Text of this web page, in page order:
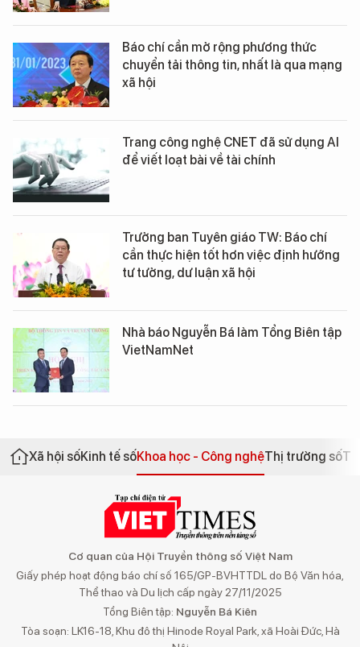
Báo chí cần mở rộng phương thức
chuyển tải thông tin, nhất là qua mạng
xã hội
Trang công nghệ CNET đã sử dụng AI
để viết loạt bài về tài chính
Trưởng ban Tuyên giáo TW: Báo chí
cần thực hiện tốt hơn việc định hướng
tư tưởng, dư luận xã hội
Nhà báo Nguyễn Bá làm Tổng Biên tập
VietNamNet
Xã hội sốKinh tế sốKhoa học - Công nghệThị trường số
Cơ quan của Hội Truyền thông số Việt Nam
Giấy phép hoạt động báo chí số 165/GP-BVHTTDL do Bộ Văn hóa,
Thể thao và Du lịch cấp ngày 27/11/2025
Tổng Biên tập: Nguyễn Bá Kiên
Tòa soạn: LK16-18, Khu đô thị Hinode Royal Park, xã Hoài Đức, Hà